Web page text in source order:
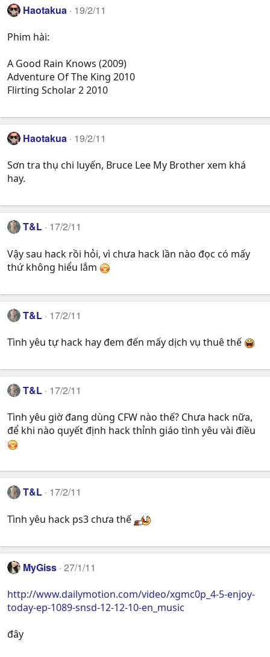
Haotakua 19/2/11
Phim hài:
A Good Rain Knows (2009)
Adventure Of The King 2010
Flirting Scholar 2 2010
Haotakua 19/2/11
Sơn tra thụ chi luyến, Bruce Lee My Brother xem khá
hay.
T&L 17/2/11
Vậy sau hack rồi hỏi, vì chưa hack lần nào đọc có mấy
thứ không hiểu lắm
T&L 17/2/11
Tình yêu tự hack hay đem đến mấy dịch vụ thuê thế
T&L 17/2/11
Tình yêu giờ đang dùng CFW nào thế? Chưa hack nữa,
để khi nào quyết định hack thỉnh giáo tình yêu vài điều
T&L 17/2/11
Tình yêu hack ps3 chưa thế
MyGiss 27/1/11
http://www.dailymotion.com/video/xgmc0p_4-5-enjoy-
today-ep-1089-snsd-12-12-10-en_music
đây